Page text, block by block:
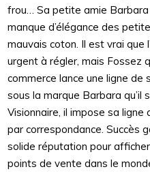
frou… Sa petite amie
manque d’élégance des
mauvais coton. Il est vrai que
urgent à régler, mais Fossez
commerce lance une ligne
sous la marque Barbara qu’il
Visionnaire, il impose sa
par correspondance. Succès
solide réputation pour
points de vente dans le